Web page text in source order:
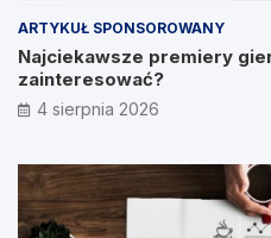
ARTYKUŁ SPONSOROWANY
Najciekawsze premiery
zainteresować?
4 sierpnia 2026